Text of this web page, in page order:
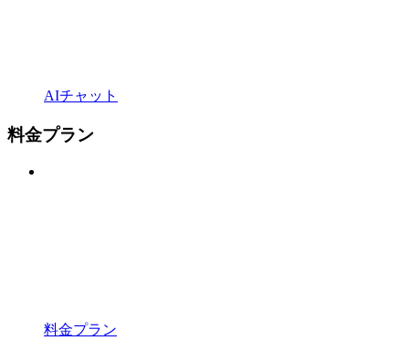
AIチャット
料金プラン
料金プラン